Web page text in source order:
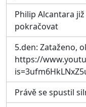
Philip Alcantara
pokračovat
5.den: Zataženo,
https://
Právě se spustil